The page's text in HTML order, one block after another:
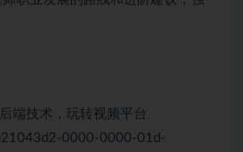
端技术，玩转视频平台
0000-0000-01d-